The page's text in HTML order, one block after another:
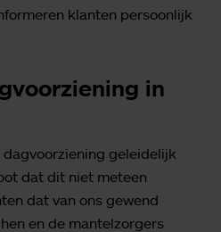
klanten persoonlijk
in
dagvoorziening geleidelijk
dat dit niet meteen
dat van ons gewend
en de mantelzorgers